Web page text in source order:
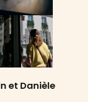
et Danièle